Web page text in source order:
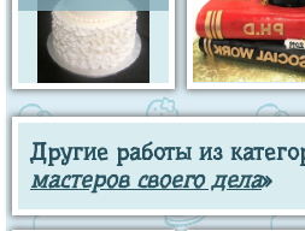
Другие работы из
мастеров своего дела»